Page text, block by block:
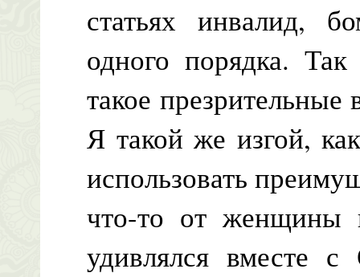
статьях инвалид,
одного порядка.
такое
Я такой же изгой,
использовать
что-то от женщины
удивлялся вместе